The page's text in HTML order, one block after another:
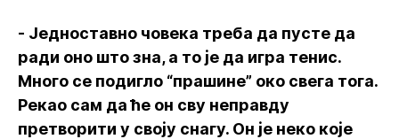
- Једноставно човека треба да пусте да
ради оно што зна, а то је да игра тенис.
Много се подигло “прашине” око свега тога.
Рекао сам да ће он сву неправду
претворити у своју снагу. Он је неко које